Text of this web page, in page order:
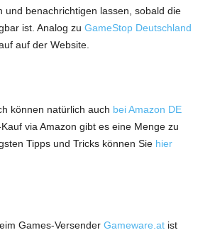
und benachrichtigen lassen, sobald die
ist. Analog zu GameStop Deutschland
auf der Website.
können natürlich auch bei Amazon DE
via Amazon gibt es eine Menge zu
Tipps und Tricks können Sie hier
Games-Versender Gameware.at ist